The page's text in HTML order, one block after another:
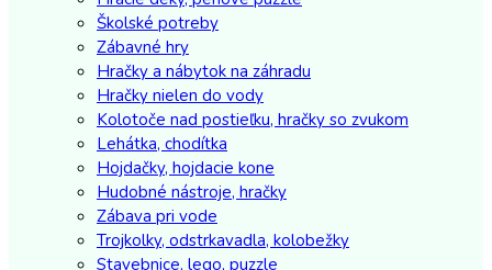
Školské potreby
Zábavné hry
Hračky a nábytok na záhradu
Hračky nielen do vody
Kolotoče nad postieľku, hračky so zvukom
Lehátka, chodítka
Hojdačky, hojdacie kone
Hudobné nástroje, hračky
Zábava pri vode
Trojkolky, odstrkavadla, kolobežky
Stavebnice, lego, puzzle